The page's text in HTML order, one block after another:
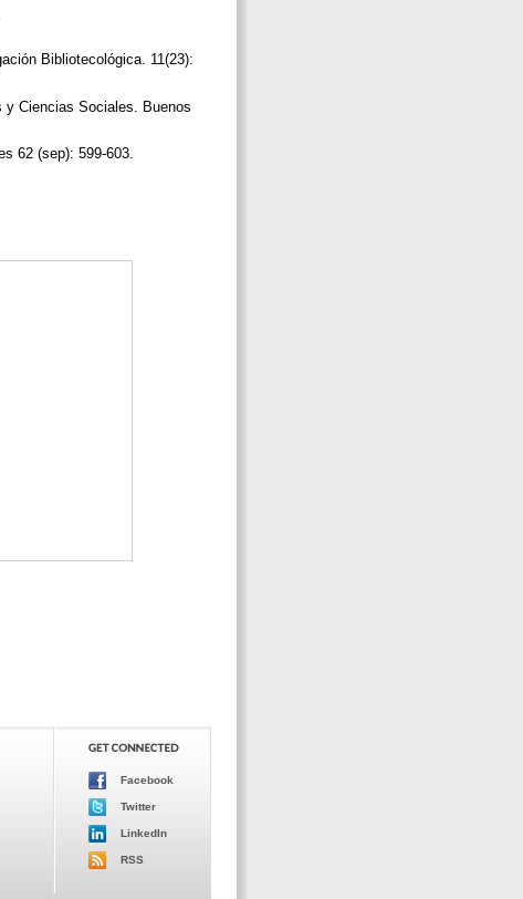
Bibliotecológica. 11(23):
y Ciencias Sociales. Buenos
62 (sep): 599-603.
Facebook
Twitter
LinkedIn
RSS